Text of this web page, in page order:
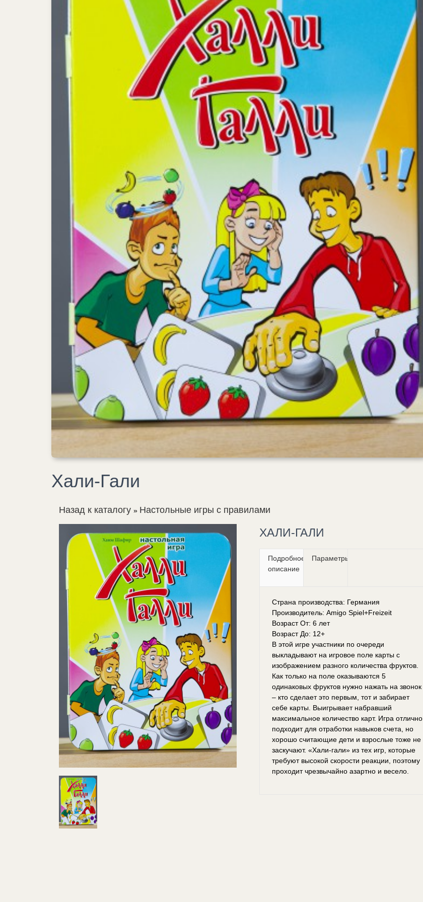
Хали-Гали
Назад к каталогу Настольные игры с правилами
ХАЛИ-ГАЛИ
Подробное
описание
Параметры
Страна производства: Германия
Производитель: Amigo Spiel+Freizeit
Возраст От: 6 лет
Возраст До: 12+
В этой игре участники по очереди
выкладывают на игровое поле карты с
изображением разного количества фруктов.
Как только на поле оказываются 5
одинаковых фруктов нужно нажать на звонок
– кто сделает это первым, тот и забирает
себе карты. Выигрывает набравший
максимальное количество карт. Игра отлично
подходит для отработки навыков счета, но
хорошо считающие дети и взрослые тоже не
заскучают. «Хали-гали» из тех игр, которые
требуют высокой скорости реакции, поэтому
проходит чрезвычайно азартно и весело.